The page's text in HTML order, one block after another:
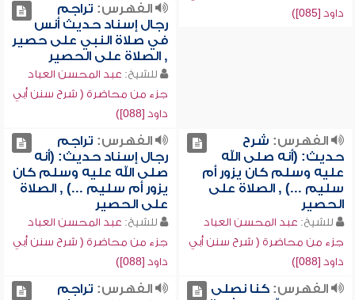
داود [085])
الفهرس: تراجم
رجال إسناد حديث أنس
في صلاة النبي على حصير
, الصلاة على الحصير
للشيخ: عبد المحسن العباد
جزء من محاضرة ( شرح سنن أبي
داود [088])
الفهرس: شرح
حديث: (أنه صلى الله
عليه وسلم كان يزور أم
سليم ...) , الصلاة على
الحصير
للشيخ: عبد المحسن العباد
جزء من محاضرة ( شرح سنن أبي
داود [088])
الفهرس: تراجم
رجال إسناد حديث: (أنه
صلى الله عليه وسلم كان
يزور أم سليم ...) , الصلاة
على الحصير
للشيخ: عبد المحسن العباد
جزء من محاضرة ( شرح سنن أبي
داود [088])
الفهرس:كنا نصلى
الفهرس: تراجم